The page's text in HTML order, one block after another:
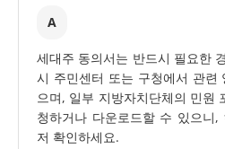
A
세대주 동의서는 반드시 필요한
시 주민센터 또는 구청에서 관련
으며, 일부 지방자치단체의 민원
청하거나 다운로드할 수 있으니
저 확인하세요.